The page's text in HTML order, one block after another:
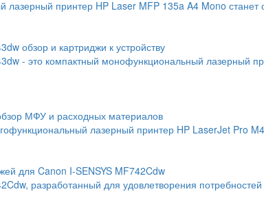
лазерный принтер HP Laser MFP 135a A4 Mono
обзор и картриджи к устройству
- это компактный монофункциональный лазерный
МФУ и расходных материалов
лазерный принтер HP LaserJet Pro
для Canon I-SENSYS MF742Cdw
разработанный для удовлетворения